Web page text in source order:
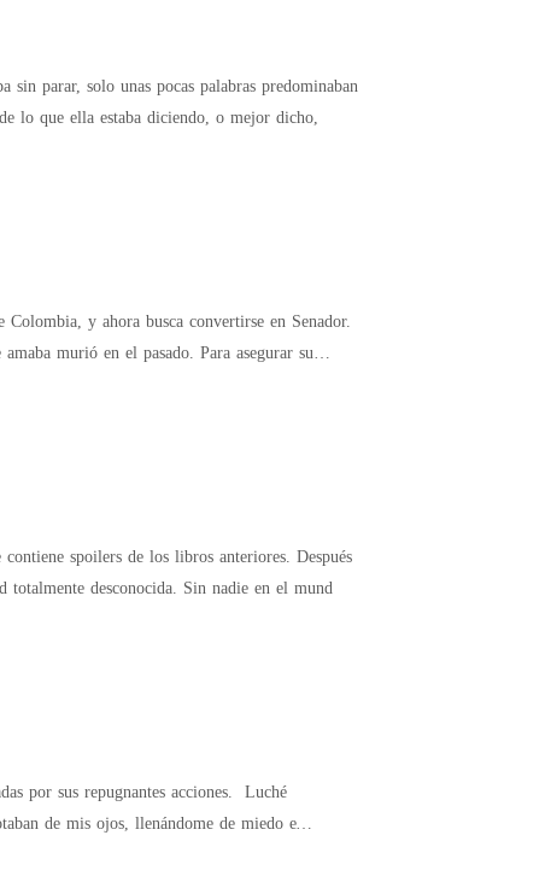
ese momento, apagué mi mente de lo que ella estaba diciendo, o mejor dicho,
y ahora busca convertirse en Senador.
murió en el pasado. Para asegurar su
de lidiar con la peor pérdida de todas y pasar por un momento traumático, Melissa huyó a una ciudad totalmente desconocida. Sin nadie en el mund
sus repugnantes acciones. Luché